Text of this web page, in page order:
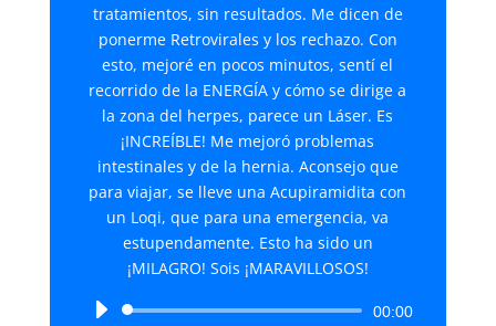
tratamientos, sin resultados. Me dicen de
ponerme Retrovirales y los rechazo. Con
esto, mejoré en pocos minutos, sentí el
recorrido de la ENERGÍA y cómo se dirige a
la zona del herpes, parece un Láser. Es
¡INCREÍBLE! Me mejoró problemas
intestinales y de la hernia. Aconsejo que
para viajar, se lleve una Acupiramidita con
un Loqi, que para una emergencia, va
estupendamente. Esto ha sido un
¡MILAGRO! Sois ¡MARAVILLOSOS!
Reproductor
00:00